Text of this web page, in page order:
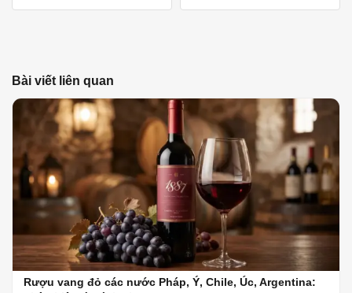
Bài viết liên quan
Rượu vang đỏ các nước Pháp, Ý, Chile, Úc, Argentina: